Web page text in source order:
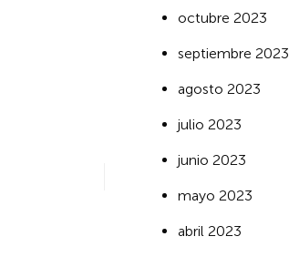
octubre 2023
septiembre 2023
agosto 2023
julio 2023
junio 2023
mayo 2023
abril 2023